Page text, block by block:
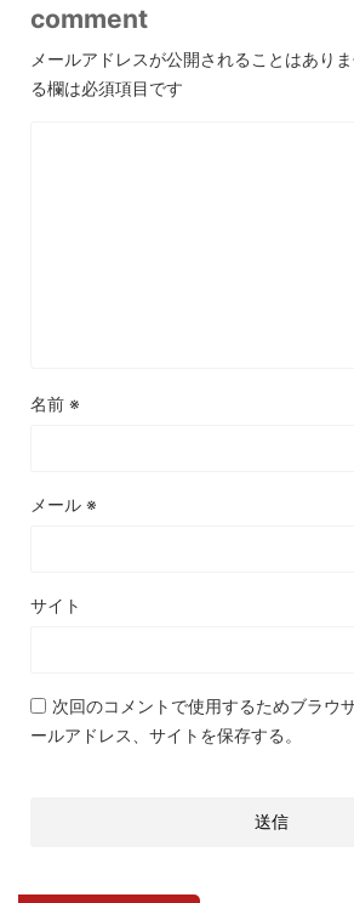
comment
メールアドレスが公開されることはありま
る欄は必須項目です
名前 ※
メール ※
サイト
次回のコメントで使用するためブラウ
ールアドレス、サイトを保存する。